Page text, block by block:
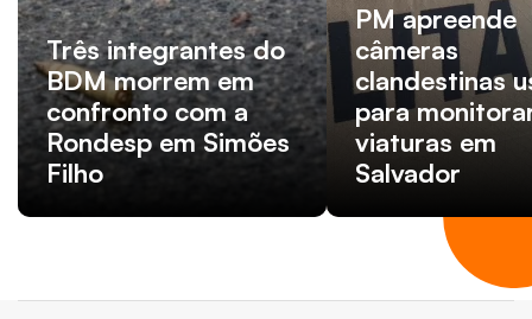
Três integrantes do
BDM morrem em
confronto com a
Rondesp em Simões
Filho
PM apreende
câmeras
clandestinas
para
viaturas em
Salvador